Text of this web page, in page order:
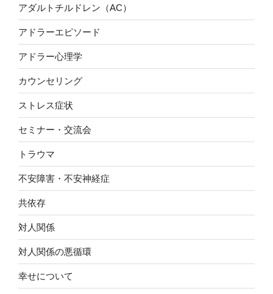
アダルトチルドレン（AC）
アドラーエピソード
アドラー心理学
カウンセリング
ストレス症状
セミナー・交流会
トラウマ
不安障害・不安神経症
共依存
対人関係
対人関係の悪循環
幸せについて